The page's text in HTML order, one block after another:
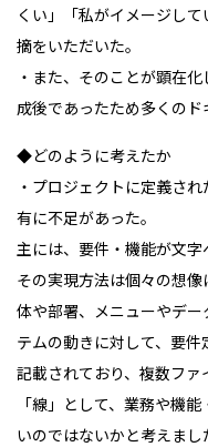
くい」「私がイメージし
摘をいただいた。
・また、そのことが顕在
成後であったため多くのド
◆どのように考えたか
・プロジェクトに定義さ
有に不足があった。
主には、要件・機能が文字
その実現方法は個々の想
体や部署、メニューやデ
テムの動きに対して、要
記載されており、複数フ
「線」として、業務や機
いのではないかと考えまし